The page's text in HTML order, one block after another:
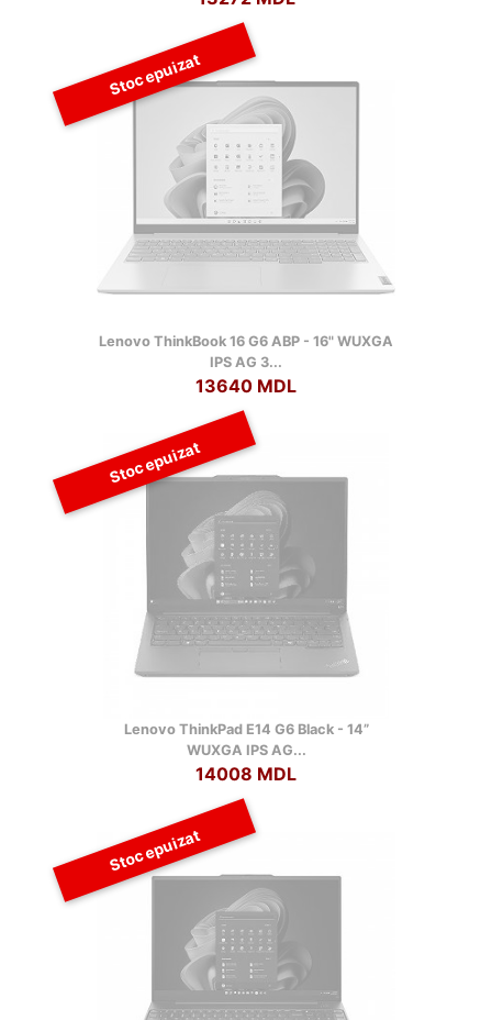
Stoc epuizat
Lenovo ThinkBook 16 G6 ABP - 16" WUXGA
IPS AG 3...
13640 MDL
Stoc epuizat
Lenovo ThinkPad E14 G6 Black - 14”
WUXGA IPS AG...
14008 MDL
Stoc epuizat